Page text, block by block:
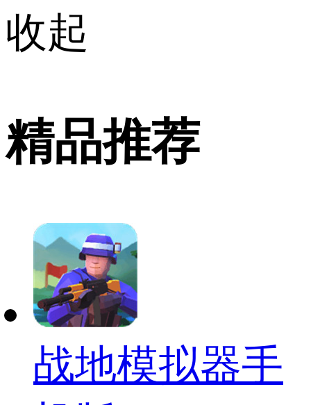
收起
精品推荐
战地模拟器手